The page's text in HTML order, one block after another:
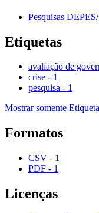
Pesquisas
Etiquetas
avaliação de
crise - 1
pesquisa - 1
Mostrar somente
Formatos
CSV - 1
PDF - 1
Licenças